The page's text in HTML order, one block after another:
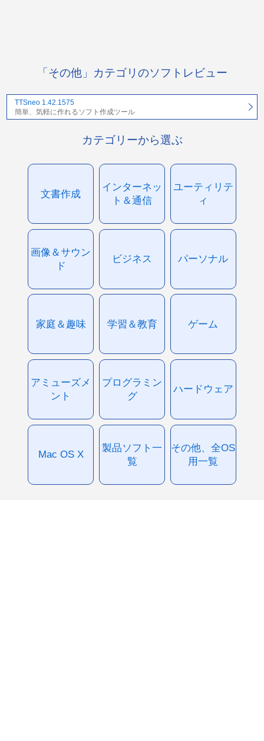
「その他」カテゴリのソフトレビュー
TTSneo 1.42.1575
簡単、気軽に作れるソフト作成ツール
カテゴリーから選ぶ
文書作成
インターネッ
ト＆通信
ユーティリテ
ィ
画像＆サウン
ド
ビジネス パーソナル
家庭＆趣味 学習＆教育 ゲーム
アミューズメ
ント
プログラミン
グ
ハードウェア
Mac OS X
製品ソフト一
覧
その他、全OS
用一覧